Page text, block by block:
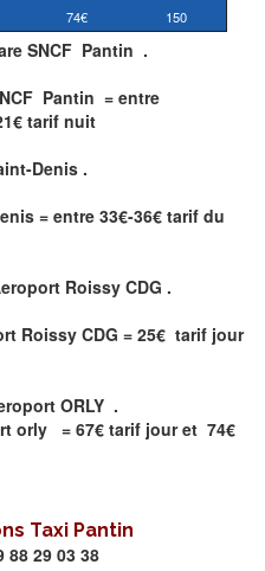
74€ 150
SNCF Pantin .
Pantin = entre
tarif nuit
Denis .
= entre 33€-36€ tarif du
Roissy CDG .
Roissy CDG = 25€ tarif jour
ORLY .
orly = 67€ tarif jour et 74€
Taxi Pantin
29 03 38